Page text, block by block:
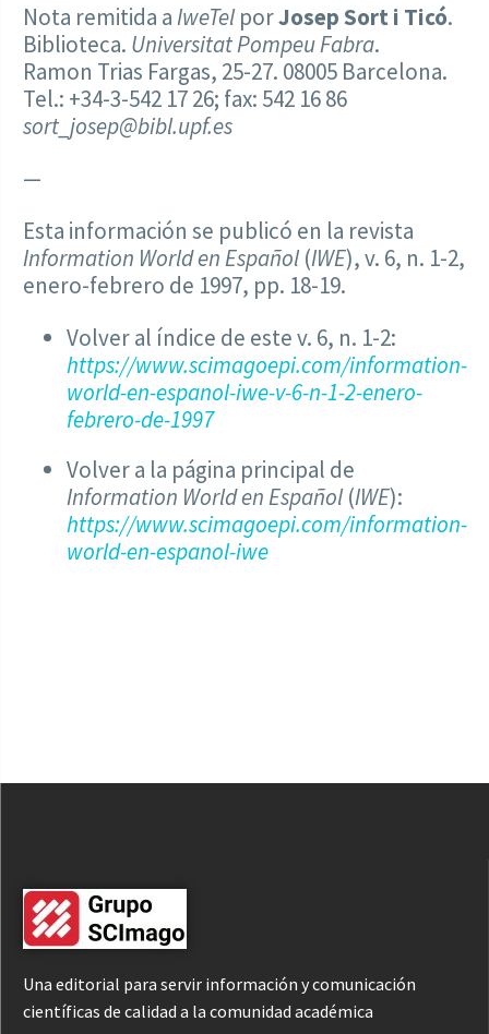
Nota remitida aIweTel porJosep Sort i Ticó.
Biblioteca. Universitat Pompeu Fabra.
Ramon Trias Fargas, 25-27. 08005 Barcelona.
Tel.: +34-3-542 17 26; fax: 542 16 86
sort_josep@bibl.upf.es
—
Esta información se publicó en la revista
Information World en Español (IWE), v. 6, n. 1-2,
enero-febrero de 1997, pp. 18-19.
Volver al índice de este v. 6, n. 1-2:
https://www.scimagoepi.com/information-
world-en-espanol-iwe-v-6-n-1-2-enero-
febrero-de-1997
Volver a la página principal de
Information World en Español (IWE):
https://www.scimagoepi.com/information-
world-en-espanol-iwe
Una editorial para servir información y comunicación
científicas de calidad a la comunidad académica